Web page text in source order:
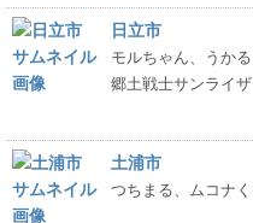
日立市
モルちゃん、うか
郷土戦士サンライ
土浦市
つちまる、ムコナ